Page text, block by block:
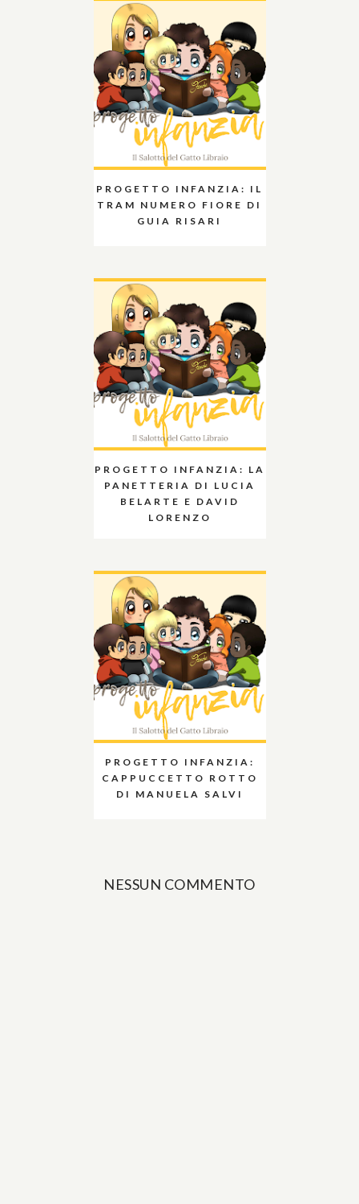
PROGETTO INFANZIA: IL
TRAM NUMERO FIORE DI
GUIA RISARI
PROGETTO INFANZIA: LA
PANETTERIA DI LUCIA
BELARTE E DAVID
LORENZO
PROGETTO INFANZIA:
CAPPUCCETTO ROTTO
DI MANUELA SALVI
NESSUN COMMENTO